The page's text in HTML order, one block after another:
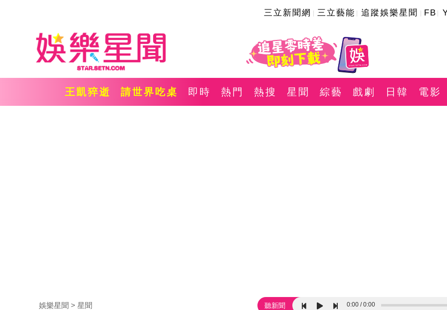
三立新聞網 三立藝能 追蹤娛樂星聞 FB
王凱猝逝 請世界吃桌 即時 熱門 熱搜 星聞 綜藝 戲劇 日韓 電影
娛樂星聞 星聞 聽新聞 0:00 0:00